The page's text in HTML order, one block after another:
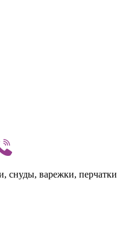
снуды, варежки, перчатки